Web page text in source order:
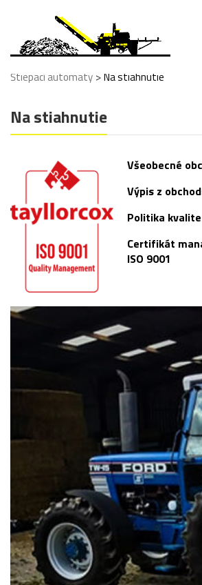
Štiepací automaty >Na stiahnutie
Na stiahnutie
Všeobecné
Výpis z
Politika kvalite
Certifikát
ISO 9001